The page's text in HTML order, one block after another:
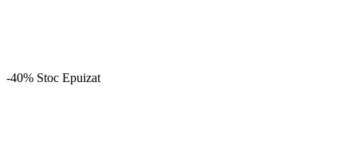
-40% Stoc Epuizat